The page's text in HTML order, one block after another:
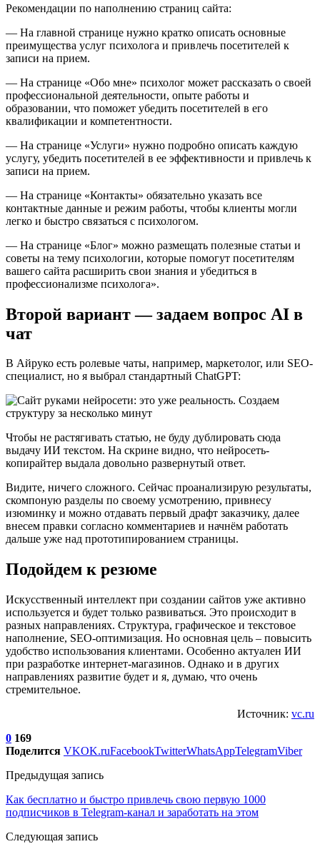
Рекомендации по наполнению страниц сайта:
— На главной странице нужно кратко описать основные
преимущества услуг психолога и привлечь посетителей к
записи на прием.
— На странице «Обо мне» психолог может рассказать о своей
профессиональной деятельности, опыте работы и
образовании, что поможет убедить посетителей в его
квалификации и компетентности.
— На странице «Услуги» нужно подробно описать каждую
услугу, убедить посетителей в ее эффективности и привлечь к
записи на прием.
— На странице «Контакты» обязательно указать все
контактные данные и режим работы, чтобы клиенты могли
легко и быстро связаться с психологом.
— На странице «Блог» можно размещать полезные статьи и
советы на тему психологии, которые помогут посетителям
вашего сайта расширить свои знания и убедиться в
профессионализме психолога».
Второй вариант — задаем вопрос AI в
чат
В Айруко есть ролевые чаты, например, маркетолог, или SEO-
специалист, но я выбрал стандартный ChatGPT:
Чтобы не растягивать статью, не буду дублировать сюда
выдачу ИИ текстом. На скрине видно, что нейросеть-
копирайтер выдала довольно развернутый ответ.
Видите, ничего сложного. Сейчас проанализирую результаты,
скомпоную разделы по своему усмотрению, привнесу
изюминку и можно отдавать первый драфт заказчику, далее
внесем правки согласно комментариев и начнём работать
дальше уже над прототипированием страницы.
Подойдем к резюме
Искусственный интеллект при создании сайтов уже активно
используется и будет только развиваться. Это происходит в
разных направлениях. Структура, графическое и текстовое
наполнение, SEO-оптимизация. Но основная цель – повысить
удобство использования клиентами. Особенно актуален ИИ
при разработке интернет-магазинов. Однако и в других
направлениях развитие будет и я, думаю, что очень
стремительное.
Источник: vc.ru
0 169
Поделится VKOK.ruFacebookTwitterWhatsAppTelegramViber
Предыдущая запись
Как бесплатно и быстро привлечь свою первую 1000
подписчиков в Telegram-канал и заработать на этом
Следующая запись